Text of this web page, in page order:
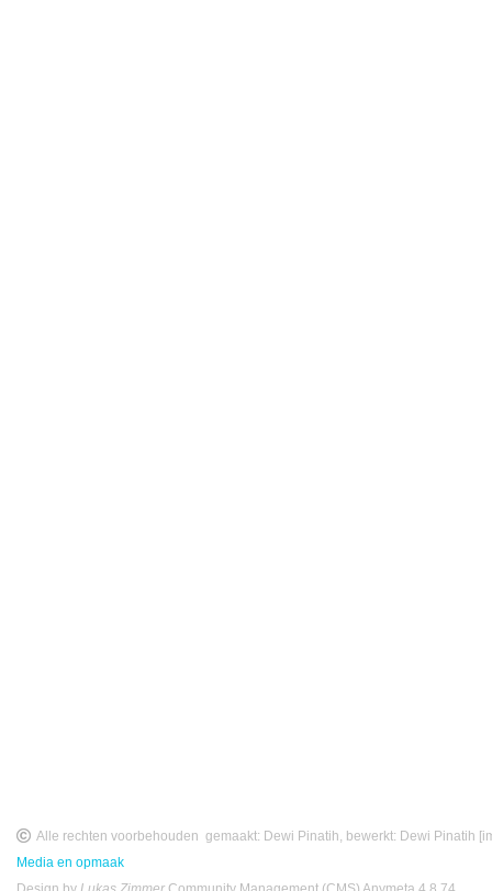
Alle rechten voorbehouden gemaakt: Dewi Pinatih, bewerkt: Dewi Pinatih
Media en opmaak